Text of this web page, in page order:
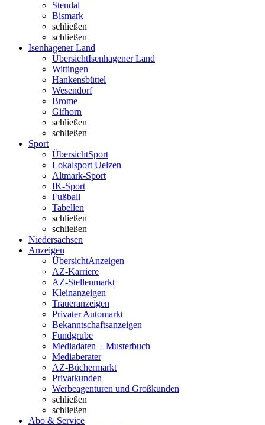
Stendal
Bismark
schließen
schließen
Isenhagener Land
ÜbersichtIsenhagener Land
Wittingen
Hankensbüttel
Wesendorf
Brome
Gifhorn
schließen
schließen
Sport
ÜbersichtSport
Lokalsport Uelzen
Altmark-Sport
IK-Sport
Fußball
Tabellen
schließen
schließen
Niedersachsen
Anzeigen
ÜbersichtAnzeigen
AZ-Karriere
AZ-Stellenmarkt
Kleinanzeigen
Traueranzeigen
Privater Automarkt
Bekanntschaftsanzeigen
Fundgrube
Mediadaten + Musterbuch
Mediaberater
AZ-Büchermarkt
Privatkunden
Werbeagenturen und Großkunden
schließen
schließen
Abo & Service